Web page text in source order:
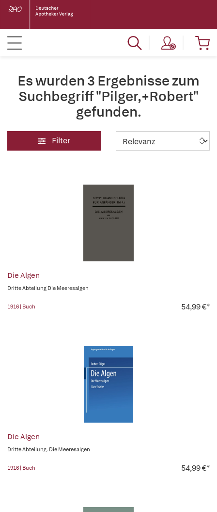
Es wurden 3 Ergebnisse zum
Suchbegriff "Pilger,+Robert"
gefunden.
Filter
Die Algen
Dritte Abteilung Die Meeresalgen
1916 | Buch 54,99 €*
Die Algen
Dritte Abteilung. Die Meeresalgen
1916 | Buch 54,99 €*